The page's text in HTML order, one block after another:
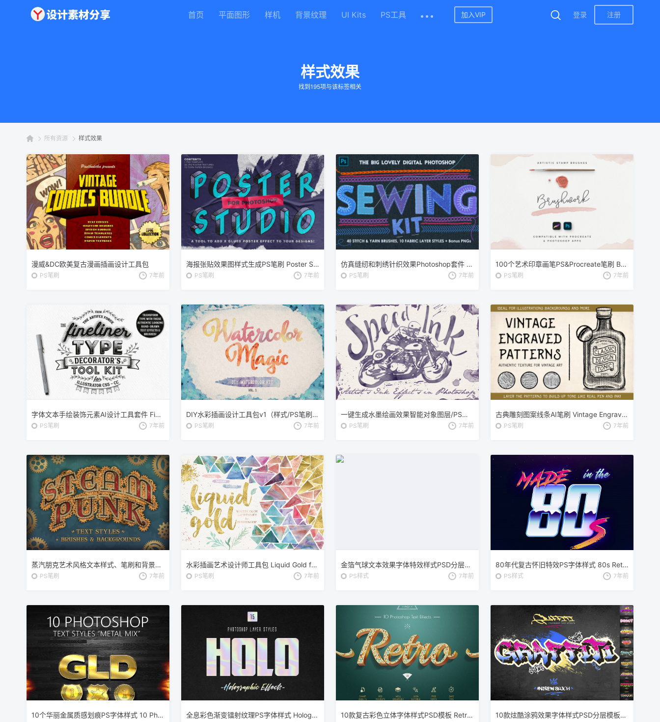
首页 平面图形 样机 背景纹理 UI Kits PS工具 加入VIP 登录 注册
样式效果
找到195项与该标签相关
所有资源 样式效果
漫威&DC欧美复古漫画插画设计工具包
PS笔刷 7年前
海报张贴效果图样式生成PS笔刷 Poster Studio for Photoshop
PS笔刷 7年前
仿真缝纫和刺绣针织效果Photoshop套件 Sewing & Embroidery Photoshop Kit
PS笔刷 7年前
100个艺术印章画笔PS&Procreate笔刷 Brushwork: Artistic Procreate & Photoshop brushes
PS笔刷 7年前
字体文本手绘装饰元素AI设计工具套件 Fineliner Type Decorator’s Tool Kit
PS笔刷 7年前
DIY水彩插画设计工具包v1（样式/PS笔刷/纹理） Watercolor Magic Volume 1
PS笔刷 7年前
一键生成水墨绘画效果智能对象图层/PS笔刷 Speed Ink – Smart PSD
PS笔刷 7年前
古典雕刻图案线条AI笔刷 Vintage Engraved Patterns
PS笔刷 7年前
蒸汽朋克艺术风格文本样式、笔刷和背景合集 Steam Punk Text Styles, Brushes and Backgrounds
PS笔刷 7年前
水彩插画艺术设计师工具包 Liquid Gold for Photoshop
PS笔刷 7年前
金箔气球文本效果字体特效样式PSD分层模板 Foil Balloon Text Effects
PS样式 7年前
80年代复古怀旧特效PS字体样式 80s Retro – Photoshop Layer Styles
PS样式 7年前
10个华丽金属质感划痕PS字体样式 10 Photoshop Styles “METAL MIX” 全息彩色渐变镭射纹理PS字体样式 Holographic Photoshop Layer Styles 10款复古彩色立体字体样式PSD模板 Retro Colorful Text Effects – 10 PSD 10款炫酷涂鸦效果字体样式PSD分层模板v2 Graffiti Text Effects – 10 PSD – vol 2